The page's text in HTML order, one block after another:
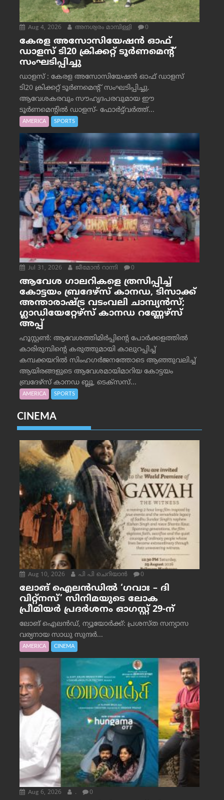
Aug 4, 2026 അനശ്വരം മാമ്പിള്ളി 0
കേരള അസോസിയേഷൻ ഓഫ്
ഡാളസ് ടി20 ക്രിക്കറ്റ് ടൂർണമെന്റ്
സംഘടിപ്പിച്ചു
ഡാളസ് : കേരള അസോസിയേഷൻ ഓഫ് ഡാളസ്
ടി20 ക്രിക്കറ്റ് ടൂർണമെന്റ് സംഘടിപ്പിച്ചു.
ആവേശകരവും സൗഹൃദപരവുമായ ഈ
ടൂർണമെന്റിൽ ഡാളസ്- ഫോർട്ട്‌വര്‍ത്ത്...
AMERICA SPORTS
Jul 31, 2026 ജീമോന്‍ റാന്നി 0
ആവേശ ഗാലറികളെ ത്രസിപ്പിച്ച്
കോട്ടയം ബ്രദേഴ്‌സ് കാനഡ, ടിസാക്ക്
അന്താരാഷ്ട്ര വടംവലി ചാമ്പ്യന്‍സ്;
ഗ്ലാഡിയേറ്റേഴ്‌സ് കാനഡ റണ്ണേഴ്‌സ്
അപ്പ്
ഹൂസ്റ്റണ്‍: ആവേശത്തിമിര്‍പ്പിന്റെ പോര്‍ക്കളത്തില്‍
കാരിരുമ്പിന്റെ കരുത്തുമായി കാലുറപ്പിച്ച്
കമ്പക്കയറില്‍ സിംഹഗര്‍ജനത്തോടെ ആഞ്ഞുവലിച്ച്
ആയിരങ്ങളുടെ ആവേശമായിമാറിയ കോട്ടയം
ബ്രദേഴ്‌സ് കാനഡ ബ്ലൂ, ടെക്‌സസ്...
AMERICA SPORTS
CINEMA
Aug 10, 2026 പി പി ചെറിയാൻ 0
ലോങ് ഐലൻഡിൽ ‘ഗവാഃ – ദി
വിറ്റ്‌നസ്’ സിനിമയുടെ ലോക
പ്രീമിയർ പ്രദർശനം ഓഗസ്റ്റ് 29-ന്
ലോങ് ഐലൻഡ്, ന്യൂയോർക്ക്: പ്രശസ്ത സന്യാസ
വര്യനായ സാധു സുന്ദർ...
AMERICA CINEMA
Aug 6, 2026 . 0